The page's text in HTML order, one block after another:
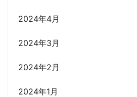
2024年4月
2024年3月
2024年2月
2024年1月